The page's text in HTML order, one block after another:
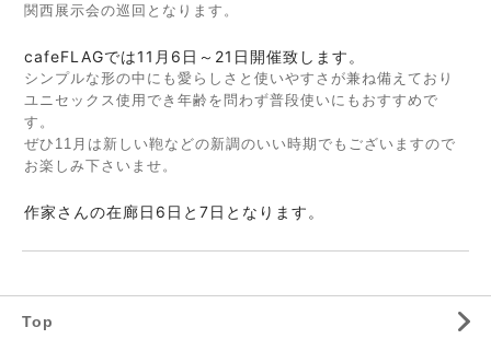
関西展示会の巡回となります。
cafeFLAGでは11月6日～21日開催致します。
シンプルな形の中にも愛らしさと使いやすさが兼ね備えており
ユニセックス使用でき年齢を問わず普段使いにもおすすめで
す。
ぜひ11月は新しい鞄などの新調のいい時期でもございますので
お楽しみ下さいませ。
作家さんの在廊日6日と7日となります。
Top